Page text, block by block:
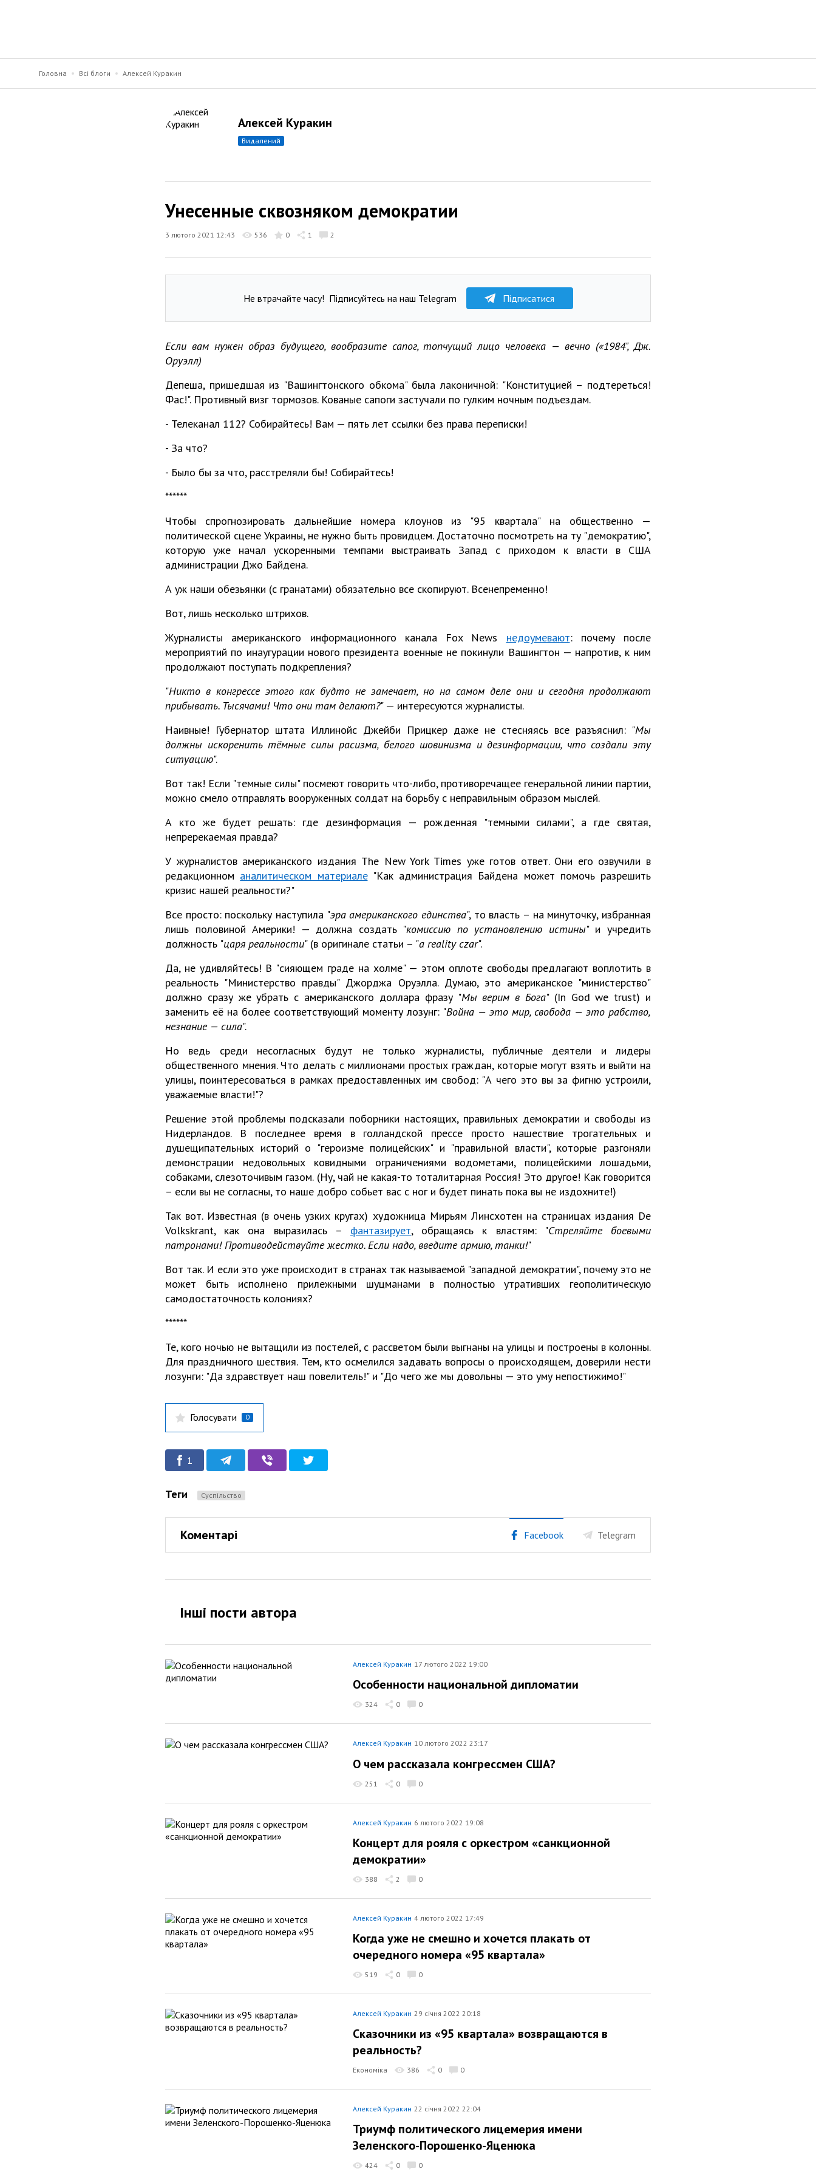
Головна Всі блоги Алексей Куракин
Алексей Куракин
видалений
Унесенные сквозняком демократии
3 лютого 2021 12:43 536 0 1 2
Не втрачайте часу! Підписуйтесь на наш Telegram Підписатися
Если вам нужен образ будущего, вообразите сапог, топчущий лицо человека — вечно («1984", Дж.
Оруэлл)
Депеша, пришедшая из "Вашингтонского обкома" была лаконичной: "Конституцией – подтереться!
Фас!". Противный визг тормозов. Кованые сапоги застучали по гулким ночным подъездам.
- Телеканал 112? Собирайтесь! Вам — пять лет ссылки без права переписки!
- За что?
- Было бы за что, расстреляли бы! Собирайтесь!
******
Чтобы спрогнозировать дальнейшие номера клоунов из "95 квартала" на общественно —
политической сцене Украины, не нужно быть провидцем. Достаточно посмотреть на ту "демократию",
которую уже начал ускоренными темпами выстраивать Запад с приходом к власти в США
администрации Джо Байдена.
А уж наши обезьянки (с гранатами) обязательно все скопируют. Всенепременно!
Вот, лишь несколько штрихов.
Журналисты американского информационного канала Fox News недоумевают: почему после
мероприятий по инаугурации нового президента военные не покинули Вашингтон — напротив, к ним
продолжают поступать подкрепления?
"Никто в конгрессе этого как будто не замечает, но на самом деле они и сегодня продолжают
прибывать. Тысячами! Что они там делают?" — интересуются журналисты.
Наивные! Губернатор штата Иллинойс Джейби Прицкер даже не стесняясь все разъяснил: "Мы
должны искоренить тёмные силы расизма, белого шовинизма и дезинформации, что создали эту
ситуацию".
Вот так! Если "темные силы" посмеют говорить что-либо, противоречащее генеральной линии партии,
можно смело отправлять вооруженных солдат на борьбу с неправильным образом мыслей.
А кто же будет решать: где дезинформация — рожденная "темными силами", а где святая,
непререкаемая правда?
У журналистов американского издания The New York Times уже готов ответ. Они его озвучили в
редакционном аналитическом материале"Как администрация Байдена может помочь разрешить
кризис нашей реальности?"
Все просто: поскольку наступила "эра американского единства", то власть – на минуточку, избранная
лишь половиной Америки! — должна создать "комиссию по установлению истины" и учредить
должность "царя реальности" (в оригинале статьи – "a reality czar".
Да, не удивляйтесь! В "сияющем граде на холме" — этом оплоте свободы предлагают воплотить в
реальность "Министерство правды" Джорджа Оруэлла. Думаю, это американское "министерство"
должно сразу же убрать с американского доллара фразу "Мы верим в Бога" (In God we trust) и
заменить её на более соответствующий моменту лозунг: "Война — это мир, свобода — это рабство,
незнание — сила".
Но ведь среди несогласных будут не только журналисты, публичные деятели и лидеры
общественного мнения. Что делать с миллионами простых граждан, которые могут взять и выйти на
улицы, поинтересоваться в рамках предоставленных им свобод: "А чего это вы за фигню устроили,
уважаемые власти!"?
Решение этой проблемы подсказали поборники настоящих, правильных демократии и свободы из
Нидерландов. В последнее время в голландской прессе просто нашествие трогательных и
душещипательных историй о "героизме полицейских" и "правильной власти", которые разгоняли
демонстрации недовольных ковидными ограничениями водометами, полицейскими лошадьми,
собаками, слезоточивым газом. (Ну, чай не какая-то тоталитарная Россия! Это другое! Как говорится
– если вы не согласны, то наше добро собьет вас с ног и будет пинать пока вы не издохните!)
Так вот. Известная (в очень узких кругах) художница Мирьям Линсхотен на страницах издания De
Volkskrant, как она выразилась – фантазирует, обращаясь к властям: "Стреляйте боевыми
патронами! Противодействуйте жестко. Если надо, введите армию, танки!"
Вот так. И если это уже происходит в странах так называемой "западной демократии", почему это не
может быть исполнено прилежными шуцманами в полностью утративших геополитическую
самодостаточность колониях?
******
Те, кого ночью не вытащили из постелей, с рассветом были выгнаны на улицы и построены в колонны.
Для праздничного шествия. Тем, кто осмелился задавать вопросы о происходящем, доверили нести
лозунги: "Да здравствует наш повелитель!" и "До чего же мы довольны — это уму непостижимо!"
Голосувати 0
1
Теги Суспільство
Коментарі Facebook Telegram
Інші пости автора
Алексей Куракин 17 лютого 2022 19:00
Особенности национальной дипломатии
324 0 0
Алексей Куракин 10 лютого 2022 23:17
О чем рассказала конгрессмен США?
251 0 0
Алексей Куракин 6 лютого 2022 19:08
Концерт для рояля с оркестром «санкционной
демократии»
388 2 0
Алексей Куракин 4 лютого 2022 17:49
Когда уже не смешно и хочется плакать от
очередного номера «95 квартала»
519 0 0
Алексей Куракин 29 січня 2022 20:18
Сказочники из «95 квартала» возвращаются в
реальность?
Економіка 386 0 0
Алексей Куракин 22 січня 2022 22:04
Триумф политического лицемерия имени
Зеленского-Порошенко-Яценюка
424 0 0